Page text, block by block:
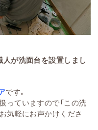
人が洗面台を設置しまし
です。
っていますので「この洗
気軽にお声かけくださ